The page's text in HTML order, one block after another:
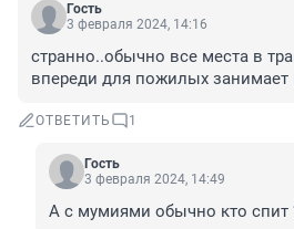
Гость
3 февраля 2024, 14:16
странно..обычно все места в
впереди для пожилых
ОТВЕТИТЬ 1
Гость
3 февраля 2024, 14:49
А с мумиями обычно кто спит